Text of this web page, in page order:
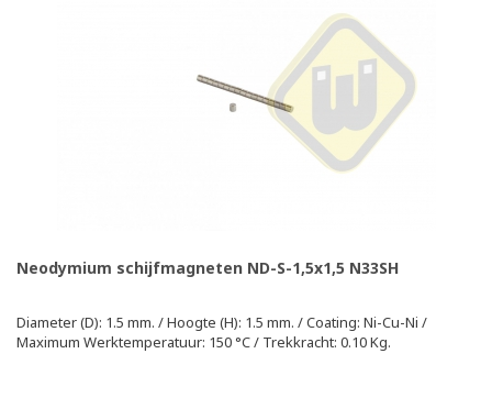
Neodymium schijfmagneten ND-S-1,5x1,5 N33SH
Diameter (D): 1.5 mm. / Hoogte (H): 1.5 mm. / Coating: Ni-Cu-Ni /
Maximum Werktemperatuur: 150 °C / Trekkracht: 0.10 Kg.